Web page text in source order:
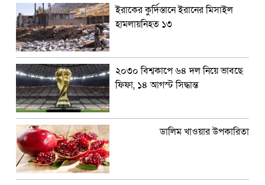
ইরাকের কুর্দিস্তানে ইরানের মিসাইল
হামলায়নিহত ১৩
২০৩০ বিশ্বকাপে ৬৪ দল নিয়ে ভাবছে
ফিফা, ১৪ আগস্ট সিদ্ধান্ত
ডালিম খাওয়ার উপকারিতা